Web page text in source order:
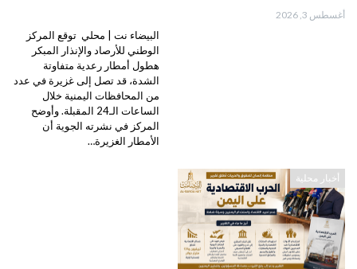
أغسطس 3, 2026
البيضاء نت | محلي توقع المركز
الوطني للأرصاد والإنذار المبكر
هطول أمطار رعدية متفاوتة
الشدة، قد تصل إلى غزيرة في عدد
من المحافظات اليمنية خلال
الساعات الـ24 المقبلة. وأوضح
المركز في نشرته الجوية أن
الأمطار الغزيرة…
أخبار محلية